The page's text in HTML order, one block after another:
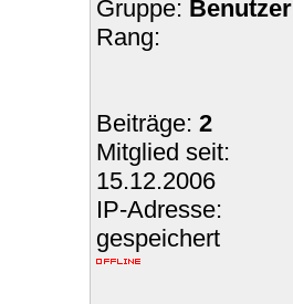
Gruppe: Benutzer
Rang:
Beiträge: 2
Mitglied seit:
15.12.2006
IP-Adresse:
gespeichert